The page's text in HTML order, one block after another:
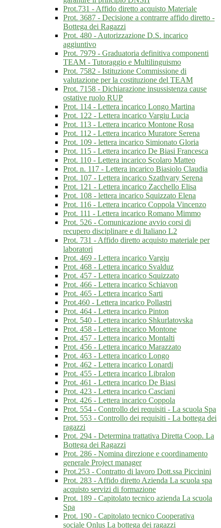
Prot.731 - Affido diretto acquisto Materiale
Prot. 3687 - Decisione a contrarre affido diretto -
Bottega dei Ragazzi
Prot. 480 - Autorizzazione D.S. incarico
aggiuntivo
Prot. 7979 - Graduatoria definitiva componenti
TEAM - Tutoraggio e Multilinguismo
Prot. 7582 - Istituzione Commissione di
valutazione per la costituzione del TEAM
Prot. 7158 - Dichiarazione insussistenza cause
ostative ruolo RUP
Prot. 114 - Lettera incarico Longo Martina
Prot. 122 - Lettera incarico Vargiu Lucia
Prot. 113 - Lettera incarico Montone Rosa
Prot. 112 - Lettera incarico Muratore Serena
Prot. 109 - lettera incarico Simionato Gloria
Prot. 115 - Lettera incarico De Biasi Francesca
Prot. 110 - Lettera incarico Scolaro Matteo
Prot. n. 117 - Lettera incarico Biasiolo Claudia
Prot. 107 - Lettera incarico Szathvary Serena
Prot. 121 - Lettera incarico Zacchello Elisa
Prot. 108 - lettera incarico Squizzato Elena
Prot. 116 - Lettera incarico Coppola Vincenzo
Prot. 111 - Lettera incarico Romano Mimmo
Prot. 526 - Comunicazione avvio corsi di
recupero disciplinare e di Italiano L2
Prot. 731 - Affido diretto acquisto materiale per
laboratori
Prot. 469 - Lettera incarico Vargiu
Prot. 468 - Lettera incarico Svalduz
Prot. 457 - Lettera incarico Squizzato
Prot. 466 - Lettera incarico Schiavon
Prot. 465 - Lettera incarico Sarti
Prot.460 - Lettera incarico Pollastri
Prot. 464 - Lettera incarico Pinton
Prot. 540 - Lettera incarico Shkurlatovska
Prot. 458 - Lettera incarico Montone
Prot. 457 - Lettera incarico Montalti
Prot. 456 - Lettera incarico Marazzato
Prot. 463 - Lettera incarico Longo
Prot. 462 - Lettera incarico Lonardi
Prot. 455 - Lettera incarico Libralon
Prot. 461 - Lettera incarico De Biasi
Prot. 423 - Lettera incarico Casciani
Prot. 426 - Lettera incarico Coppola
Prot. 554 - Controllo dei requisiti - La scuola Spa
Prot. 553 - Controllo dei requisiti - La bottega dei
ragazzi
Prot. 294 - Determina trattativa Diretta Coop. La
Bottega dei Ragazzi
Prot. 286 - Nomina direzione e coordinamento
generale Project manager
Prot.253 - Contratto di lavoro Dott.ssa Piccinini
Prot. 283 - Affido diretto Azienda La scuola spa
acquisto servizi di formazione
Prot. 189 - Capitolato tecnico azienda La scuola
Spa
Prot. 190 - Capitolato tecnico Cooperativa
sociale Onlus La bottega dei ragazzi